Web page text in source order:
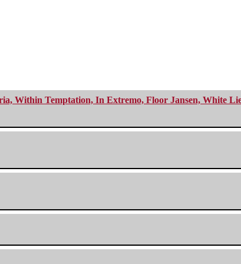
Within Temptation, In Extremo, Floor Jansen, White